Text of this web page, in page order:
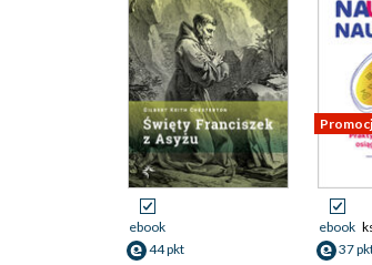
ebook
44 pkt
ebook
37